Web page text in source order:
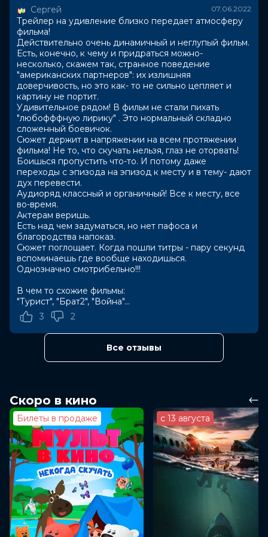
Страна
Слоган
—
Режиссер
Актеры
Алексей Чадов, Кристина Асмус,
Виктор Сухоруков, Виталий
Кищенко, Ола Кейру, Невия Тафари,
Джалил Асретов, Никита
Кологривый, Александр Красовский,
Петр Королёв
Продюсеры
Сергей Сельянов, Сергей Перепечко,
Павел Попов
Сценаристы
Алексей Чадов
Жанр
драма, триллер
Длительность
1 ч 40 мин
В прокате
с 2 июня до 15 июня
Меморандум
до 8 июня
Можно оплатить
Сергей 07.06.2022
Трейлер на удивление близко передает атмосферу
фильма!
Действительно очень динамичный и неглупый фильм.
Есть, конечно, к чему и придраться можно-
несколько, скажем так, странное поведение
"американских партнеров": их излишняя
доверчивость, но это как- то не сильно цепляет и
картину не портит.
Удивительное рядом! В фильм не стали пихать
"любофффную лирику" . Это нормальный складно
сложенный боевичок.
Сюжет держит в напряжении на всем протяжении
фильма! Не то, что скучать нельзя, глаз не оторвать!
Боишься пропустить что-то. И потому даже
переходы с эпизода на эпизод к месту и в тему- дают
дух перевести.
Аудиоряд классный и органичный! Все к месту, все
во-время.
Актерам веришь.
Есть над чем задуматься, но нет пафоса и
благородства напоказ.
Сюжет поглощает. Когда пошли титры - пару секунд
вспоминаешь где вообще находишься.
Однозначно смотрибельно!!!
В чем то схожие фильмы:
"Турист", "Брат2", "Война"...
3
2
Все отзывы
Скоро в кино
Билеты в продаже с 13 августа